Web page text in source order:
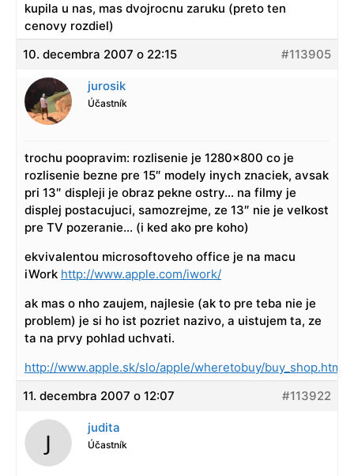
kupila u nas, mas dvojrocnu zaruku (preto ten
cenovy rozdiel)
10. decembra 2007 o 22:15
#113905
jurosik
Účastník
trochu poopravim: rozlisenie je 1280×800 co je
rozlisenie bezne pre 15″ modely inych znaciek, avsak
pri 13″ displeji je obraz pekne ostry… na filmy je
displej postacujuci, samozrejme, ze 13″ nie je velkost
pre TV pozeranie… (i ked ako pre koho)
ekvivalentou microsoftoveho office je na macu
iWork http://www.apple.com/iwork/
ak mas o nho zaujem, najlesie (ak to pre teba nie je
problem) je si ho ist pozriet nazivo, a uistujem ta, ze
ta na prvy pohlad uchvati.
http://www.apple.sk/slo/apple/wheretobuy/buy_shop.html
11. decembra 2007 o 12:07
#113922
judita
Účastník